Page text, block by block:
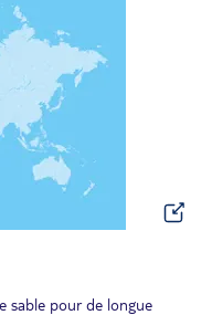
sable pour de longue